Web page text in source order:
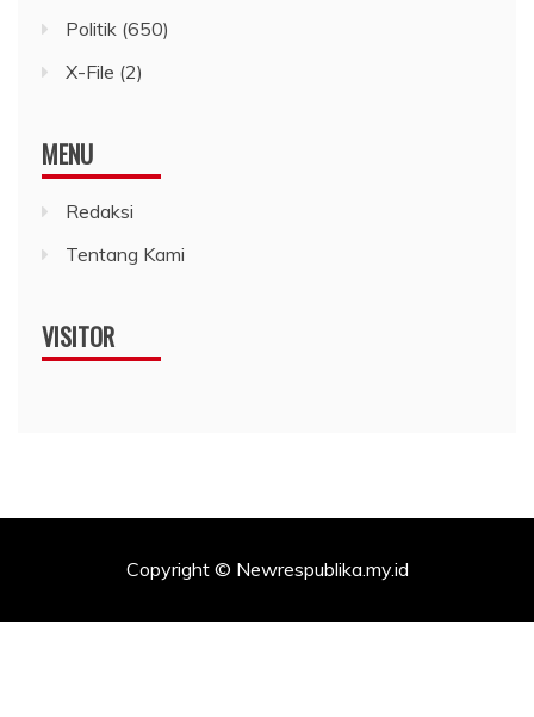
Politik (650)
X-File (2)
MENU
Redaksi
Tentang Kami
VISITOR
Copyright © Newrespublika.my.id